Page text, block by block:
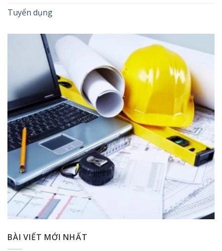
Tuyển dụng
BÀI VIẾT MỚI NHẤT